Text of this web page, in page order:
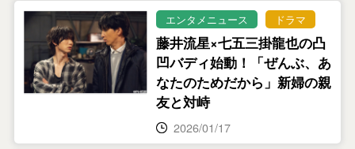
エンタメニュース ドラマ
藤井流星×七五三掛龍也の凸
凹バディ始動！「ぜんぶ、あ
なたのためだから」新婦の親
友と対峙
2026/01/17